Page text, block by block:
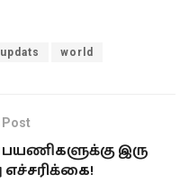
updats world
Post
பயணிகளுக்கு இரு
எச்சரிக்கை!